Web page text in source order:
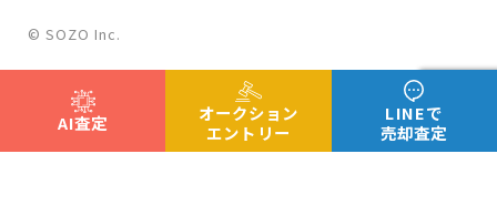
AI査定
オークション
エントリー
LINEで
売却査定
© SOZO Inc.